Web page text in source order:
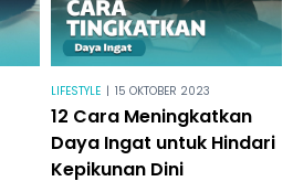
LIFESTYLE | 15 OKTOBER 2023
12 Cara Meningkatkan
Daya Ingat untuk Hindari
Kepikunan Dini